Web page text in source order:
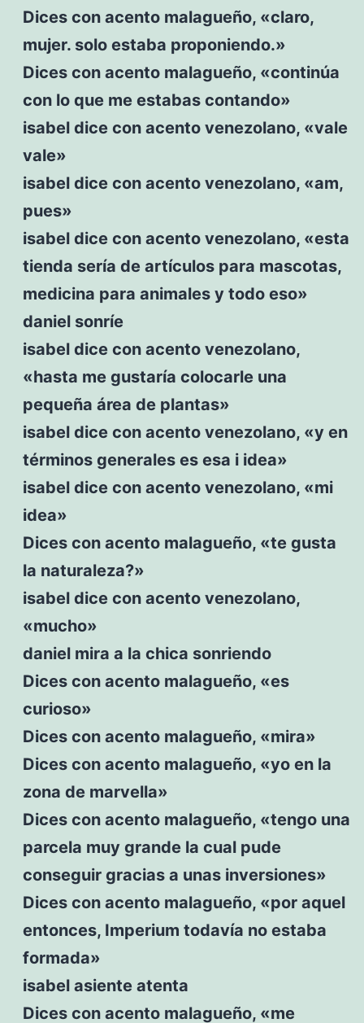
Dices con acento malagueño, «claro,
mujer. solo estaba proponiendo.»
Dices con acento malagueño, «continúa
con lo que me estabas contando»
isabel dice con acento venezolano, «vale
vale»
isabel dice con acento venezolano, «am,
pues»
isabel dice con acento venezolano, «esta
tienda sería de artículos para mascotas,
medicina para animales y todo eso»
daniel sonríe
isabel dice con acento venezolano,
«hasta me gustaría colocarle una
pequeña área de plantas»
isabel dice con acento venezolano, «y en
términos generales es esa i idea»
isabel dice con acento venezolano, «mi
idea»
Dices con acento malagueño, «te gusta
la naturaleza?»
isabel dice con acento venezolano,
«mucho»
daniel mira a la chica sonriendo
Dices con acento malagueño, «es
curioso»
Dices con acento malagueño, «mira»
Dices con acento malagueño, «yo en la
zona de marvella»
Dices con acento malagueño, «tengo una
parcela muy grande la cual pude
conseguir gracias a unas inversiones»
Dices con acento malagueño, «por aquel
entonces, Imperium todavía no estaba
formada»
isabel asiente atenta
Dices con acento malagueño, «me